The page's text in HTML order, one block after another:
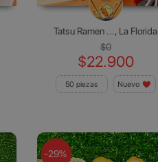
Tatsu Ramen ..., La Florida
$0
$22.900
50 piezas Nuevo
-29%